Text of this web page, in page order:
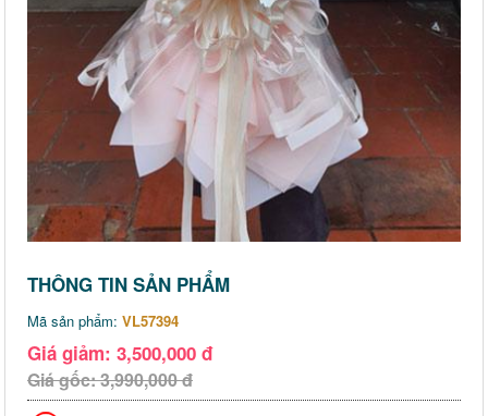
THÔNG TIN SẢN PHẨM
Mã sản phẩm: VL57394
Giá giảm: 3,500,000 đ
Giá gốc: 3,990,000 đ